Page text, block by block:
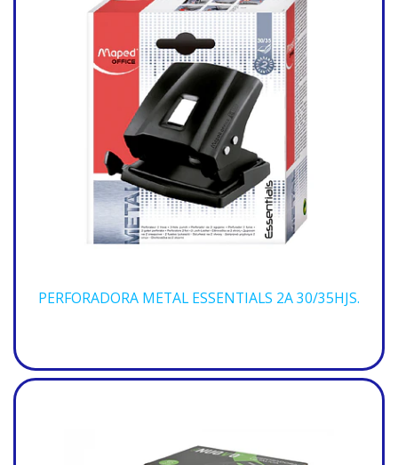
PERFORADORA METAL ESSENTIALS 2A 30/35HJS.